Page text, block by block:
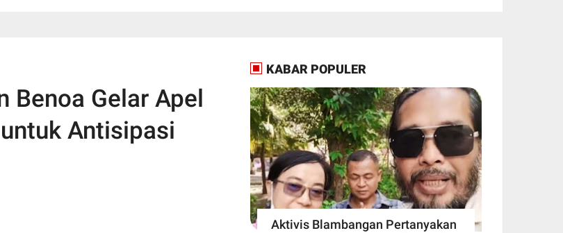
Benoa Gelar Apel
Antisipasi
KABAR POPULER
Aktivis Blambangan Pertanyakan